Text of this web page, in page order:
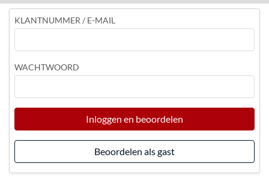
KLANTNUMMER / E-MAIL
WACHTWOORD
Inloggen en beoordelen
Beoordelen als gast